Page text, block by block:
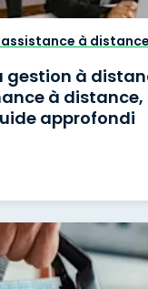
à distance
gestion à
à distance,
approfondi